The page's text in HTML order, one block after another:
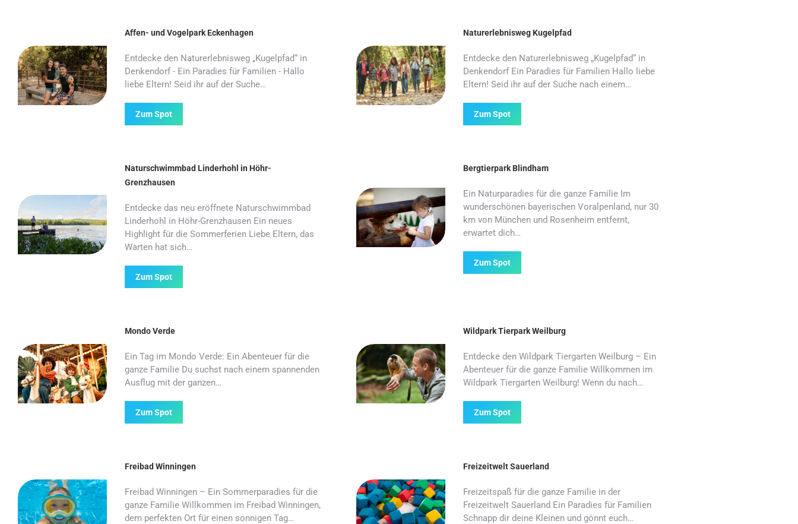
Affen- und Vogelpark Eckenhagen
Entdecke den Naturerlebnisweg „Kugelpfad“ in
Denkendorf - Ein Paradies für Familien - Hallo
liebe Eltern! Seid ihr auf der Suche…
Zum Spot
Naturerlebnisweg Kugelpfad
Entdecke den Naturerlebnisweg „Kugelpfad“ in
Denkendorf Ein Paradies für Familien Hallo liebe
Eltern! Seid ihr auf der Suche nach einem…
Zum Spot
Naturschwimmbad Linderhohl in Höhr-
Grenzhausen
Entdecke das neu eröffnete Naturschwimmbad
Linderhohl in Höhr-Grenzhausen Ein neues
Highlight für die Sommerferien Liebe Eltern, das
Warten hat sich…
Zum Spot
Bergtierpark Blindham
Ein Naturparadies für die ganze Familie Im
wunderschönen bayerischen Voralpenland, nur 30
km von München und Rosenheim entfernt,
erwartet dich…
Zum Spot
Mondo Verde
Ein Tag im Mondo Verde: Ein Abenteuer für die
ganze Familie Du suchst nach einem spannenden
Ausflug mit der ganzen…
Zum Spot
Wildpark Tierpark Weilburg
Entdecke den Wildpark Tiergarten Weilburg – Ein
Abenteuer für die ganze Familie Willkommen im
Wildpark Tiergarten Weilburg! Wenn du nach…
Zum Spot
Freibad Winningen
Freibad Winningen – Ein Sommerparadies für die
ganze Familie Willkommen im Freibad Winningen,
dem perfekten Ort für einen sonnigen Tag…
Freizeitwelt Sauerland
Freizeitspaß für die ganze Familie in der
Freizeitwelt Sauerland Ein Paradies für Familien
Schnapp dir deine Kleinen und gönnt euch…